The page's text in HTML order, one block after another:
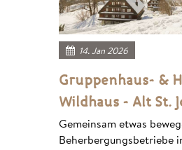
Gruppenhaus- &
Wildhaus - Alt St.
Gemeinsam etwas
Beherbergungsbetriebe
14. Jan 2026